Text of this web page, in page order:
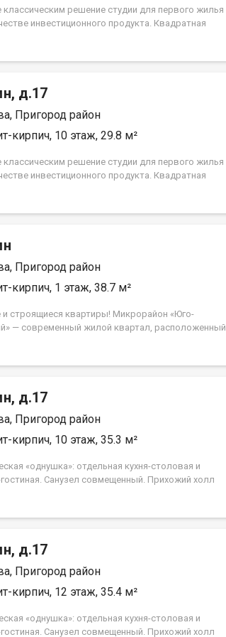
с бассейнами и спортзалом Детский сад и
В проекте — парк, 2 дополнительных детских
решение студии для первого жилья
инвестиционного продукта. Квадратная
д.17
Пригород район
кирпич, 10 этаж, 29.8 м²
решение студии для первого жилья
инвестиционного продукта. Квадратная
Пригород район
кирпич, 1 этаж, 38.7 м²
и строящиеся квартиры! Микрорайон «Юго-
— современный жилой квартал, расположенный
кухнями-гостиными Широкие комнаты,
лоджии, дополнительные окна в отдельных
Варианты отделки: черновая или предчистовая
и инфраструктура Закрытые дворы без машин
для детей Современные детские площадки,
зоны, уличные тренажёры Школа на 1275
с бассейнами и спортзалом Детский сад и
В проекте — парк, 2 дополнительных детских
д.17
Пригород район
кирпич, 10 этаж, 35.3 м²
«однушка»: отдельная кухня-столовая и
Санузел совмещенный. Прихожий холл
восток. Группа строительных компаний «Восток
д.17
Пригород район
кирпич, 12 этаж, 35.4 м²
«однушка»: отдельная кухня-столовая и
Санузел совмещенный. Прихожий холл